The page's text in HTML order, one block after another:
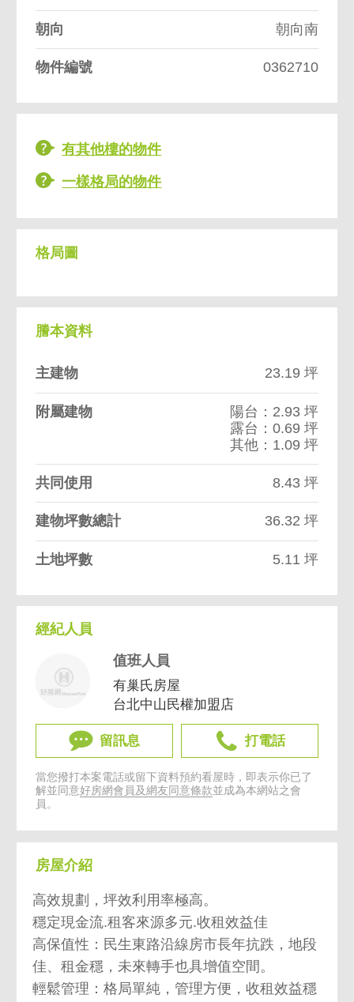
朝向 朝向南
物件編號 0362710
有其他樓的物件
一樣格局的物件
格局圖
謄本資料
主建物 23.19 坪
附屬建物
陽台：2.93 坪
露台：0.69 坪
其他：1.09 坪
共同使用 8.43 坪
建物坪數總計 36.32 坪
土地坪數 5.11 坪
經紀人員
值班人員
有巢氏房屋
台北中山民權加盟店
留訊息 打電話
當您撥打本案電話或留下資料預約看屋時，即表示你已了
解並同意好房網會員及網友同意條款並成為本網站之會
員。
房屋介紹
高效規劃，坪效利用率極高。
穩定現金流.租客來源多元.收租效益佳
高保值性：民生東路沿線房市長年抗跌，地段
佳、租金穩，未來轉手也具增值空間。
輕鬆管理：格局單純，管理方便，收租效益穩